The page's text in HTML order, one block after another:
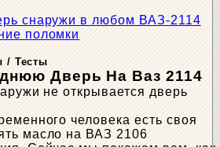
снаружи в любом ВАЗ-2114
поломки
/ Тесты
Дверь На Ваз 2114
не открывается дверь
человека есть своя
масло на ВАЗ 2106